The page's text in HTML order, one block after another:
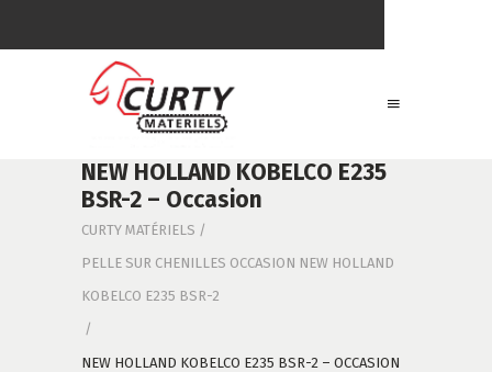
NEW HOLLAND KOBELCO E235
BSR-2 – Occasion
CURTY MATÉRIELS /
PELLE SUR CHENILLES OCCASION NEW HOLLAND
KOBELCO E235 BSR-2
/
NEW HOLLAND KOBELCO E235 BSR-2 – OCCASION